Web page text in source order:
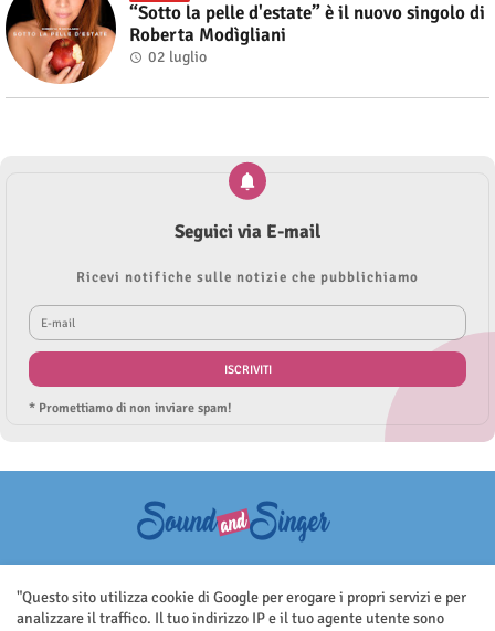
“Sotto la pelle d'estate” è il nuovo singolo di
Roberta Modìgliani
02 luglio
Seguici via E-mail
Ricevi notifiche sulle notizie che pubblichiamo
* Promettiamo di non inviare spam!
aggiornato senza nessuna periodicità. Non può pertanto considerarsi
un prodotto editoriale ai sensi della legge n.62 del 7.03.2001
"Questo sito utilizza cookie di Google per erogare i propri servizi e per
analizzare il traffico. Il tuo indirizzo IP e il tuo agente utente sono